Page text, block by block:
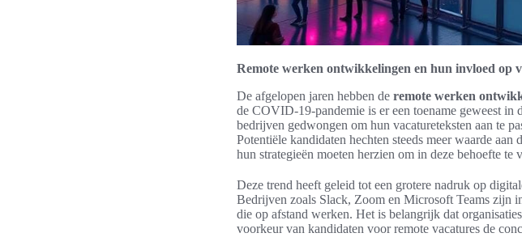
Remote werken ontwikkelingen en hun invloed op
De afgelopen jaren hebben de remote werken
de COVID-19-pandemie is er een toename geweest
bedrijven gedwongen om hun vacatureteksten aan te
Potentiële kandidaten hechten steeds meer waarde
hun strategieën moeten herzien om in deze behoefte te
Deze trend heeft geleid tot een grotere nadruk op
Bedrijven zoals Slack, Zoom en Microsoft Teams zijn
die op afstand werken. Het is belangrijk dat
voorkeur van kandidaten voor remote vacatures de